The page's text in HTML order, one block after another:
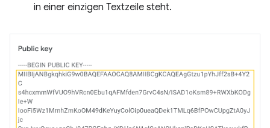
in einer einzigen Textzeile steht.